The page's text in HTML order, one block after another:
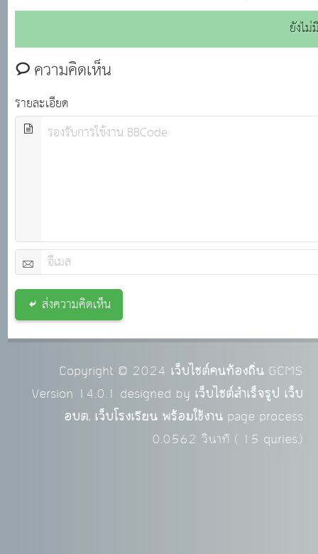
ยังไ
ความคิดเห็น
รายละเอียด
ส่งความคิดเห็น
Copyright © 2024 เว็บไซต์คนท้องถิ่นGCMS
Version 14.0.1 designed by เว็บไซต์สำเร็จรูป เว็บ
อบต. เว็บโรงเรียน พร้อมใช้งานpage process
0.0562 วินาที ( 15 quries.)